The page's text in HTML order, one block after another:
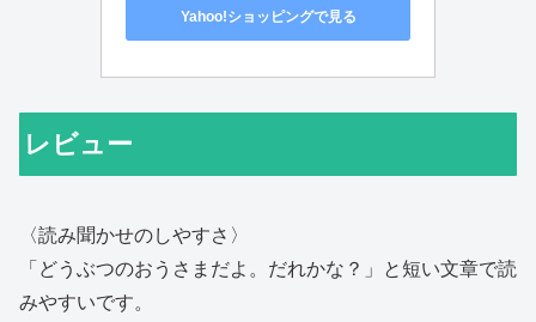
Yahoo!ショッピングで見る
レビュー
〈読み聞かせのしやすさ〉
「どうぶつのおうさまだよ。だれかな？」と短い文章で読
みやすいです。